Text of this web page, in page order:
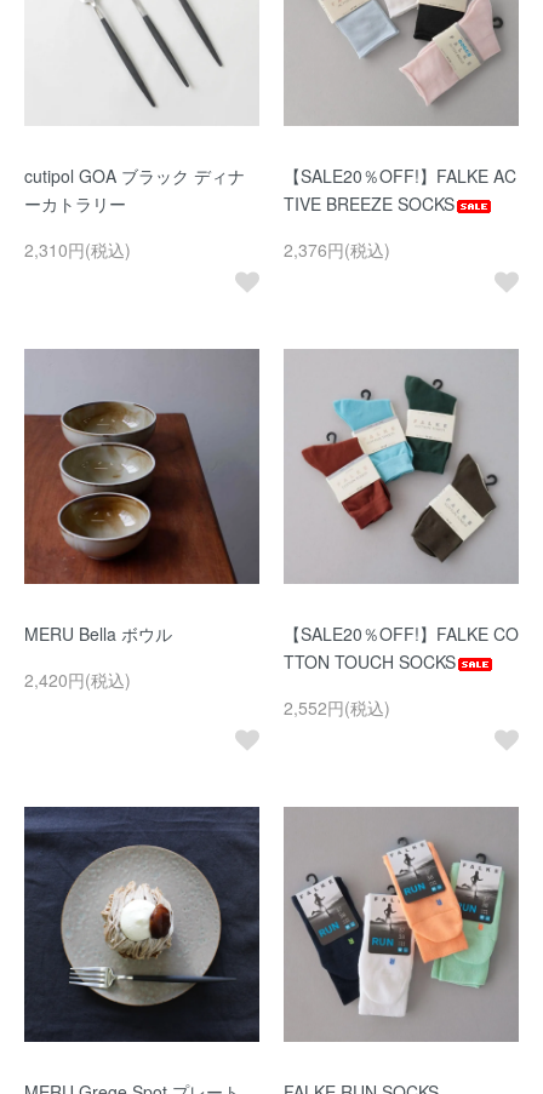
cutipol GOA ブラック ディナ
ーカトラリー
2,310円(税込)
【SALE20％OFF!】FALKE AC
TIVE BREEZE SOCKS
2,376円(税込)
MERU Bella ボウル
2,420円(税込)
【SALE20％OFF!】FALKE CO
TTON TOUCH SOCKS
2,552円(税込)